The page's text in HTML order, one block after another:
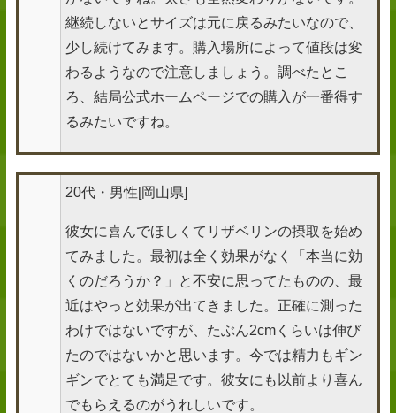
継続しないとサイズは元に戻るみたいなので、
少し続けてみます。購入場所によって値段は変
わるようなので注意しましょう。調べたとこ
ろ、結局公式ホームページでの購入が一番得す
るみたいですね。
20代・男性[岡山県]
彼女に喜んでほしくてリザベリンの摂取を始め
てみました。最初は全く効果がなく「本当に効
くのだろうか？」と不安に思ってたものの、最
近はやっと効果が出てきました。正確に測った
わけではないですが、たぶん2cmくらいは伸び
たのではないかと思います。今では精力もギン
ギンでとても満足です。彼女にも以前より喜ん
でもらえるのがうれしいです。